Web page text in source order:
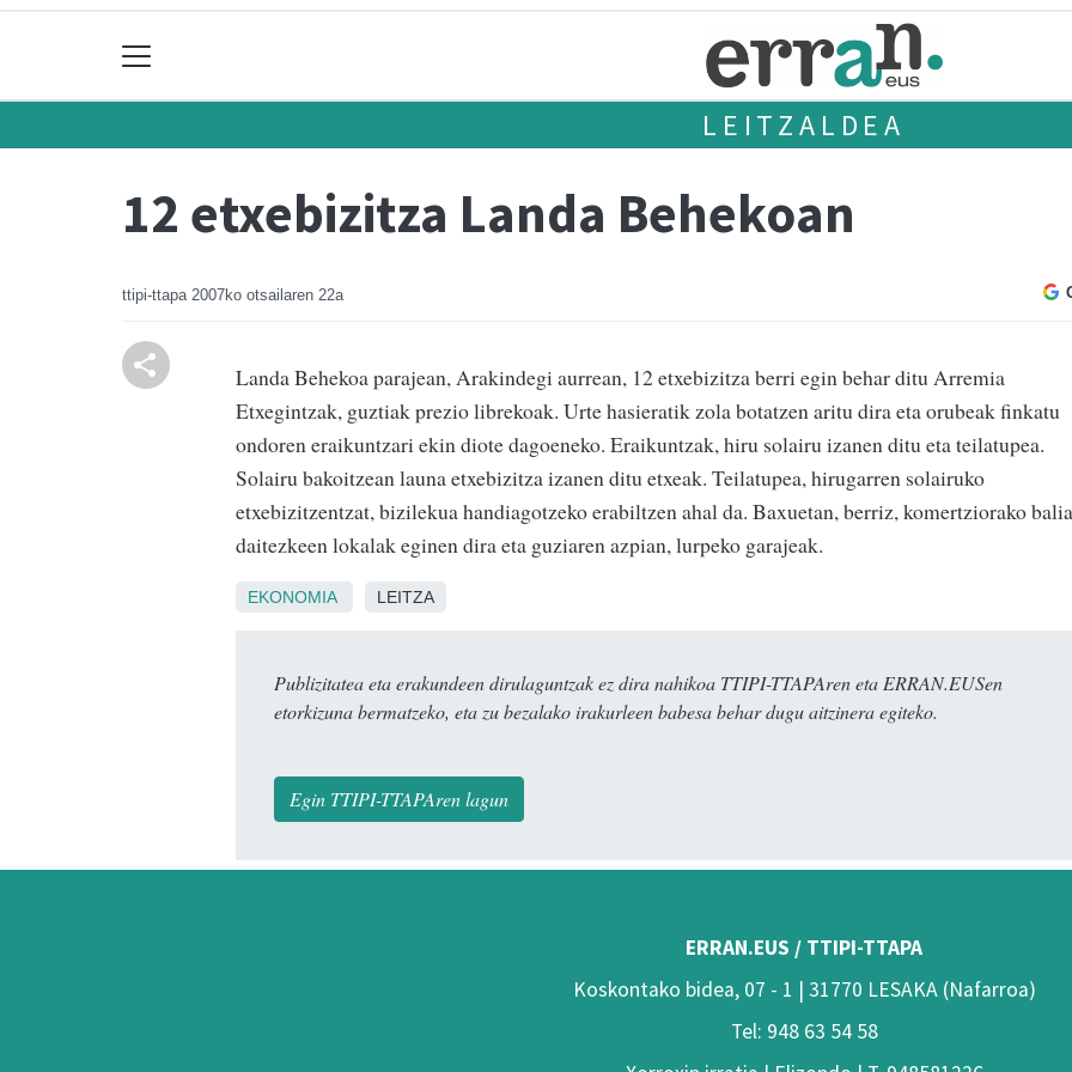
LEITZALDEA
12 etxebizitza Landa Behekoan
ttipi-ttapa 2007ko otsailaren 22a
Landa Behekoa parajean, Arakindegi aurrean, 12 etxebizitza berri egin behar ditu Arremia
Etxegintzak, guztiak prezio librekoak. Urte hasieratik zola botatzen aritu dira eta orubeak finkatu
ondoren eraikuntzari ekin diote dagoeneko. Eraikuntzak, hiru solairu izanen ditu eta teilatupea.
Solairu bakoitzean launa etxebizitza izanen ditu etxeak. Teilatupea, hirugarren solairuko
etxebizitzentzat, bizilekua handiagotzeko erabiltzen ahal da. Baxuetan, berriz, komertziorako
daitezkeen lokalak eginen dira eta guziaren azpian, lurpeko garajeak.
EKONOMIA LEITZA
Publizitatea eta erakundeen dirulaguntzak ez dira nahikoa TTIPI-TTAPAren eta ERRAN.EUSen
etorkizuna bermatzeko, eta zu bezalako irakurleen babesa behar dugu aitzinera egiteko.
Egin TTIPI-TTAPAren lagun
ERRAN.EUS / TTIPI-TTAPA
Koskontako bidea, 07 - 1 | 31770 LESAKA (Nafarroa)
Tel: 948 63 54 58